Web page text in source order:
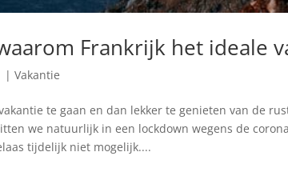
Frankrijk het ideale
|Vakantie
te gaan en dan lekker te genieten van de
we natuurlijk in een lockdown wegens de
tijdelijk niet mogelijk....